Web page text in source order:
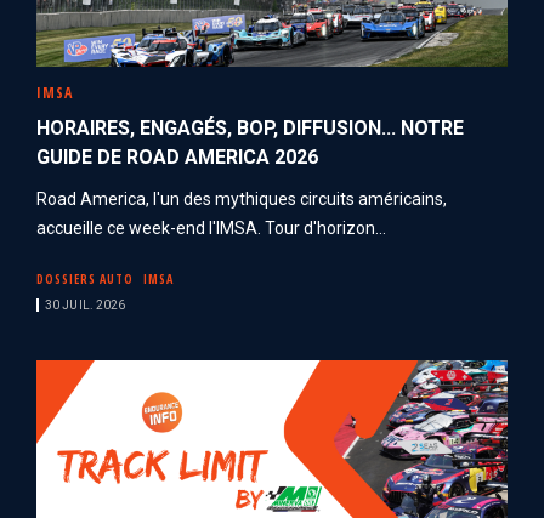
IMSA
HORAIRES, ENGAGÉS, BOP, DIFFUSION... NOTRE
GUIDE DE ROAD AMERICA 2026
Road America, l'un des mythiques circuits américains,
accueille ce week-end l'IMSA. Tour d'horizon...
DOSSIERS AUTO IMSA
30 JUIL. 2026